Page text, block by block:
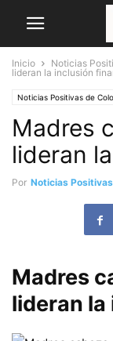
Inicio Noticias
lideran la inclusión
Noticias Positivas de
Madres
lideran
Por Noticias
Madres
lideran